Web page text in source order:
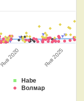
Habe
Волмар
Янв 2020 Янв 2025